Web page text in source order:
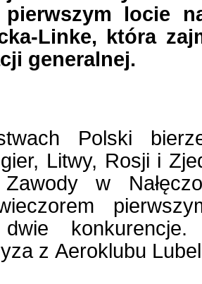
pierwszym locie
Linke, która
generalnej.
Polski
Litwy, Rosji i
w
dwie
z Aeroklubu